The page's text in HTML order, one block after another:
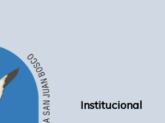
Institucional